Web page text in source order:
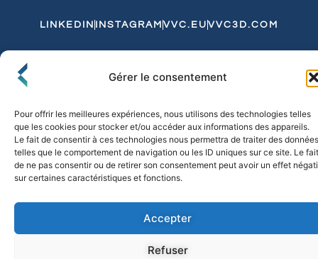
Gérer le consentement
Pour offrir les meilleures expériences, nous utilisons des technologies telles
que les cookies pour stocker et/ou accéder aux informations des appareils.
Le fait de consentir à ces technologies nous permettra de traiter des données
telles que le comportement de navigation ou les ID uniques sur ce site. Le fait
de ne pas consentir ou de retirer son consentement peut avoir un effet
sur certaines caractéristiques et fonctions.
Accepter
Refuser
LINKEDIN INSTAGRAM VVC.EU VVC3D.COM
Politique de Confidentialité et de CookiesExpédition et Livraison
© 2026 FLO & CO. All Rights Reserved